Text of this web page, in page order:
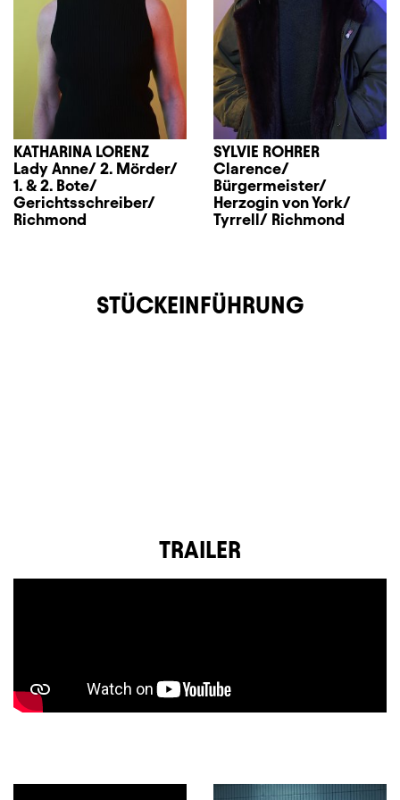
KATHARINA LORENZ
Lady Anne/ 2. Mörder/
1. & 2. Bote/
Gerichtsschreiber/
Richmond
SYLVIE ROHRER
Clarence/
Bürgermeister/
Herzogin von York/
Tyrrell/ Richmond
STÜCKEINFÜHRUNG
TRAILER